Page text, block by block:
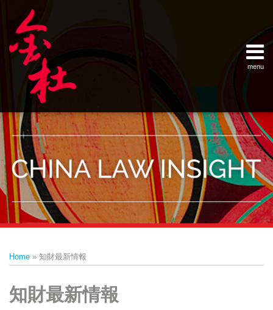
content
menu
Home
- 关于
金杜
Services
- 专业领
域
Contact
- 联系
我们
English
Example Link
China Banking Regulatory
China Insurance Regulatory
China Securities Regulatory
General Administration of Customs
Ministry of Commerce
National Development and Reform
Pacific Rim Advisory Council
State Administration for Industry &
State Administration of Foreign
Supreme People’s Court
World Law Group
RSS
LinkedIn
Weibo
Home » 知財最新情報
知財最新情報
this
post
this
post
this
post
this
post
on
LinkedIn